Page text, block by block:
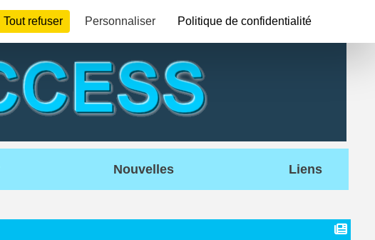
Nouvelles Liens
Tout refuser Personnaliser Politique de confidentialité